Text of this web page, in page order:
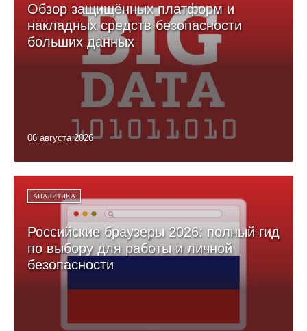
Обзор защищённых платформ и
накладных средств безопасности
больших данных
06 августа 2026
АНАЛИТИКА
Российские браузеры 2026: полный гид
по выбору для работы и личной
безопасности